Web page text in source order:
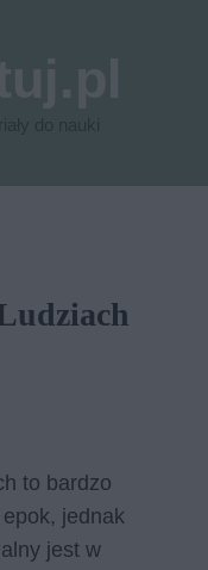
to bardzo
jednak
jest w